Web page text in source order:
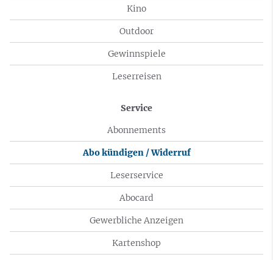
Kino
Outdoor
Gewinnspiele
Leserreisen
Service
Abonnements
Abo kündigen / Widerruf
Leserservice
Abocard
Gewerbliche Anzeigen
Kartenshop